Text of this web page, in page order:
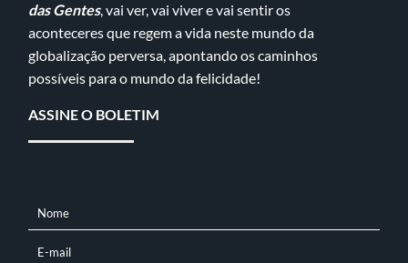
das Gentes, vai ver, vai viver e vai sentir os
aconteceres que regem a vida neste mundo da
globalização perversa, apontando os caminhos
possíveis para o mundo da felicidade!
ASSINE O BOLETIM
NOME
Nome
E-mail